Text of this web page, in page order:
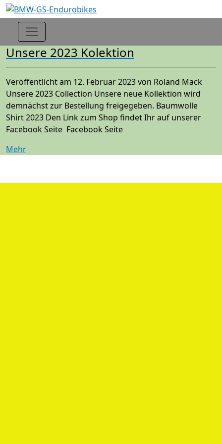
Unsere 2023 Kolektion
Veröffentlicht am 12. Februar 2023 von Roland Mack
Unsere 2023 Collection Unsere neue Kollektion wird
demnächst zur Bestellung freigegeben. Baumwolle
Shirt 2023 Den Link zum Shop findet Ihr auf unserer
Facebook Seite Facebook Seite
Mehr